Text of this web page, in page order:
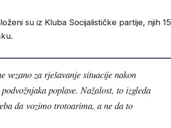
su iz Kluba Socijalističke partije, njih 15
vezano za rješavanje situacije nakon
poplave. Nažalost, to izgleda
da vozimo trotoarima, a ne da to